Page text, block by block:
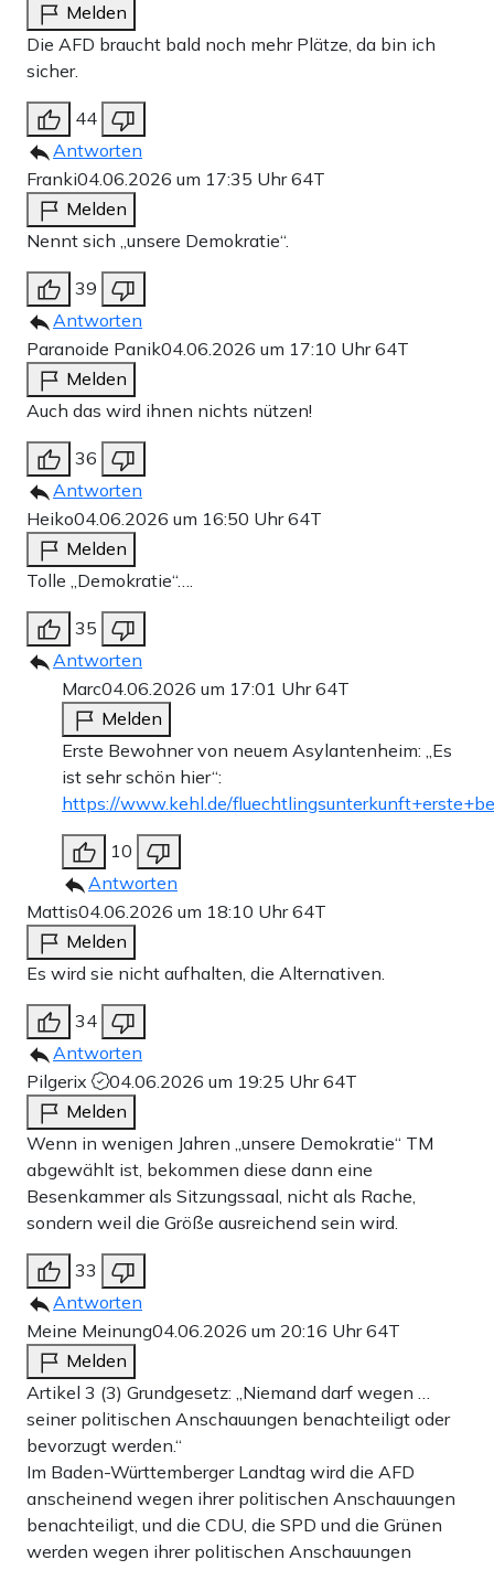
Melden
Die AFD braucht bald noch mehr Plätze, da bin ich
sicher.
44
Antworten
Franki04.06.2026 um 17:35 Uhr64T
Melden
Nennt sich „unsere Demokratie“.
39
Antworten
Paranoide Panik04.06.2026 um 17:10 Uhr64T
Melden
Auch das wird ihnen nichts nützen!
36
Antworten
Heiko04.06.2026 um 16:50 Uhr64T
Melden
Tolle „Demokratie“….
35
Antworten
Marc04.06.2026 um 17:01 Uhr64T
Melden
Erste Bewohner von neuem Asylantenheim: „Es
ist sehr schön hier“:
https://www.kehl.de/
10
Antworten
Mattis04.06.2026 um 18:10 Uhr64T
Melden
Es wird sie nicht aufhalten, die Alternativen.
34
Antworten
Pilgerix
04.06.2026 um 19:25 Uhr64T
Melden
Wenn in wenigen Jahren „unsere Demokratie“ TM
abgewählt ist, bekommen diese dann eine
Besenkammer als Sitzungssaal, nicht als Rache,
sondern weil die Größe ausreichend sein wird.
33
Antworten
Meine Meinung04.06.2026 um 20:16 Uhr64T
Melden
Artikel 3 (3) Grundgesetz: „Niemand darf wegen …
seiner politischen Anschauungen benachteiligt oder
bevorzugt werden.“
Im Baden-Württemberger Landtag wird die AFD
anscheinend wegen ihrer politischen Anschauungen
benachteiligt, und die CDU, die SPD und die Grünen
werden wegen ihrer politischen Anschauungen